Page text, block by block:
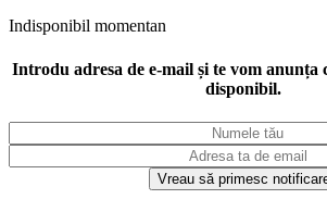
Indisponibil momentan
Introdu adresa de e-mail și te vom anunța
disponibil.
Vreau să primesc